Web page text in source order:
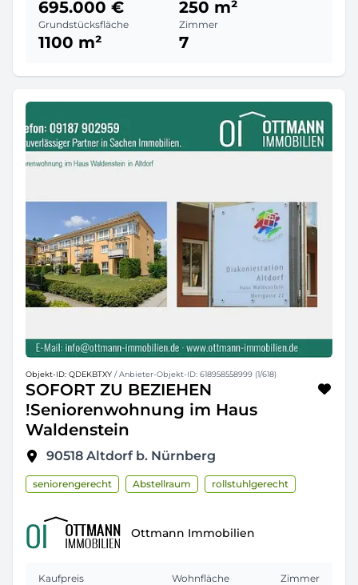
695.000 € 250 m²
Grundstücksfläche
1100 m²
Zimmer
7
Objekt-ID: QDEKBTXY / Anbieter-Objekt-ID: 618958558999 (1/618)
SOFORT ZU BEZIEHEN
!Seniorenwohnung im Haus
Waldenstein
90518 Altdorf b. Nürnberg
seniorengerecht Abstellraum rollstuhlgerecht
Ottmann Immobilien
Kaufpreis Wohnfläche Zimmer